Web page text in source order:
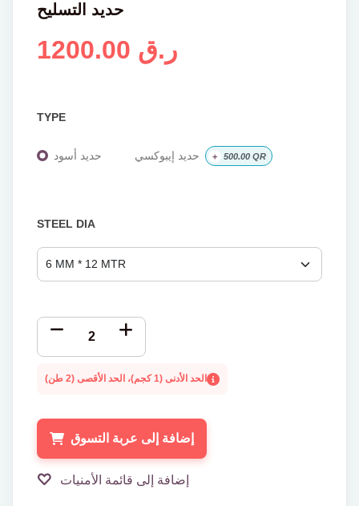
حديد التسليح
1200.00 ر.ق
TYPE
حديد أسود حديد إيبوكسي + 500.00 QR
STEEL DIA
الحد الأدنى (1 كجم)، الحد الأقصى (2 طن)
إضافة إلى عربة التسوق
إضافة إلى قائمة الأمنيات